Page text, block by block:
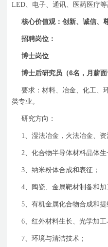
LED 、电子、通讯、医药医疗等
核心价值观：创新、诚信、
招聘岗位：
博士岗位
博士后研究员（6名，月薪面
要求：材料、冶金、化工、
类专业。
研究方向：
1 、湿法冶金，火法冶金、资
2 、化合物半导体材料晶体
3 、纳米粉体合成和表征；
4 、陶瓷、金属靶材制备和加
5 、有机金属化合物合成和提
6 、红外材料生长、光学加工
7 、环境与清洁技术；